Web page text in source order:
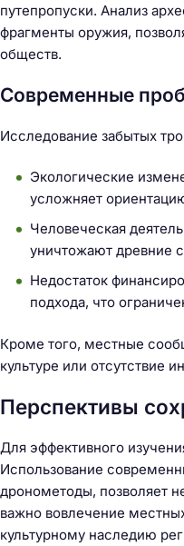
путепропуски. Анализ
фрагменты оружия,
обществ.
Современные
Исследование забытых
Экологические
усложняет
Человеческая
уничтожают древние
Недостаток
подхода, что
Кроме того, местные
культуре или отсутствие
Перспективы
Для эффективного
Использование
дронометоды, позволяет
важно вовлечение
культурному наследию